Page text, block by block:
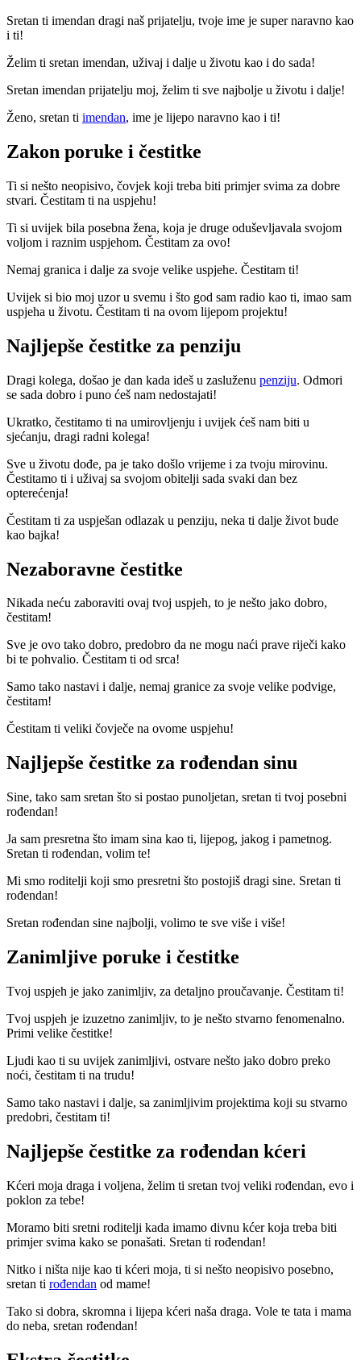
Sretan ti imendan dragi naš prijatelju, tvoje ime je super naravno kao
i ti!
Želim ti sretan imendan, uživaj i dalje u životu kao i do sada!
Sretan imendan prijatelju moj, želim ti sve najbolje u životu i dalje!
Ženo, sretan ti imendan, ime je lijepo naravno kao i ti!
Zakon poruke i čestitke
Ti si nešto neopisivo, čovjek koji treba biti primjer svima za dobre
stvari. Čestitam ti na uspjehu!
Ti si uvijek bila posebna žena, koja je druge oduševljavala svojom
voljom i raznim uspjehom. Čestitam za ovo!
Nemaj granica i dalje za svoje velike uspjehe. Čestitam ti!
Uvijek si bio moj uzor u svemu i što god sam radio kao ti, imao sam
uspjeha u životu. Čestitam ti na ovom lijepom projektu!
Najljepše čestitke za penziju
Dragi kolega, došao je dan kada ideš u zasluženu penziju. Odmori
se sada dobro i puno ćeš nam nedostajati!
Ukratko, čestitamo ti na umirovljenju i uvijek ćeš nam biti u
sjećanju, dragi radni kolega!
Sve u životu dođe, pa je tako došlo vrijeme i za tvoju mirovinu.
Čestitamo ti i uživaj sa svojom obitelji sada svaki dan bez
opterećenja!
Čestitam ti za uspješan odlazak u penziju, neka ti dalje život bude
kao bajka!
Nezaboravne čestitke
Nikada neću zaboraviti ovaj tvoj uspjeh, to je nešto jako dobro,
čestitam!
Sve je ovo tako dobro, predobro da ne mogu naći prave riječi kako
bi te pohvalio. Čestitam ti od srca!
Samo tako nastavi i dalje, nemaj granice za svoje velike podvige,
čestitam!
Čestitam ti veliki čovječe na ovome uspjehu!
Najljepše čestitke za rođendan sinu
Sine, tako sam sretan što si postao punoljetan, sretan ti tvoj posebni
rođendan!
Ja sam presretna što imam sina kao ti, lijepog, jakog i pametnog.
Sretan ti rođendan, volim te!
Mi smo roditelji koji smo presretni što postojiš dragi sine. Sretan ti
rođendan!
Sretan rođendan sine najbolji, volimo te sve više i više!
Zanimljive poruke i čestitke
Tvoj uspjeh je jako zanimljiv, za detaljno proučavanje. Čestitam ti!
Tvoj uspjeh je izuzetno zanimljiv, to je nešto stvarno fenomenalno.
Primi velike čestitke!
Ljudi kao ti su uvijek zanimljivi, ostvare nešto jako dobro preko
noći, čestitam ti na trudu!
Samo tako nastavi i dalje, sa zanimljivim projektima koji su stvarno
predobri, čestitam ti!
Najljepše čestitke za rođendan kćeri
Kćeri moja draga i voljena, želim ti sretan tvoj veliki rođendan, evo i
poklon za tebe!
Moramo biti sretni roditelji kada imamo divnu kćer koja treba biti
primjer svima kako se ponašati. Sretan ti rođendan!
Nitko i ništa nije kao ti kćeri moja, ti si nešto neopisivo posebno,
sretan ti rođendan od mame!
Tako si dobra, skromna i lijepa kćeri naša draga. Vole te tata i mama
do neba, sretan rođendan!